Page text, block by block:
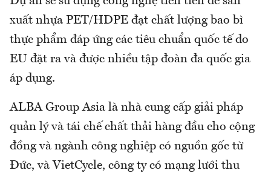
xuất nhựa PET/HDPE đạt chất lượng bao bì
thực phẩm đáp ứng các tiêu chuẩn quốc tế do
EU đặt ra và được nhiều tập đoàn đa quốc gia
áp dụng.
ALBA Group Asia là nhà cung cấp giải pháp
quản lý và tái chế chất thải hàng đầu cho cộng
đồng và ngành công nghiệp có nguồn gốc từ
Đức, và VietCycle, công ty có mạng lưới thu